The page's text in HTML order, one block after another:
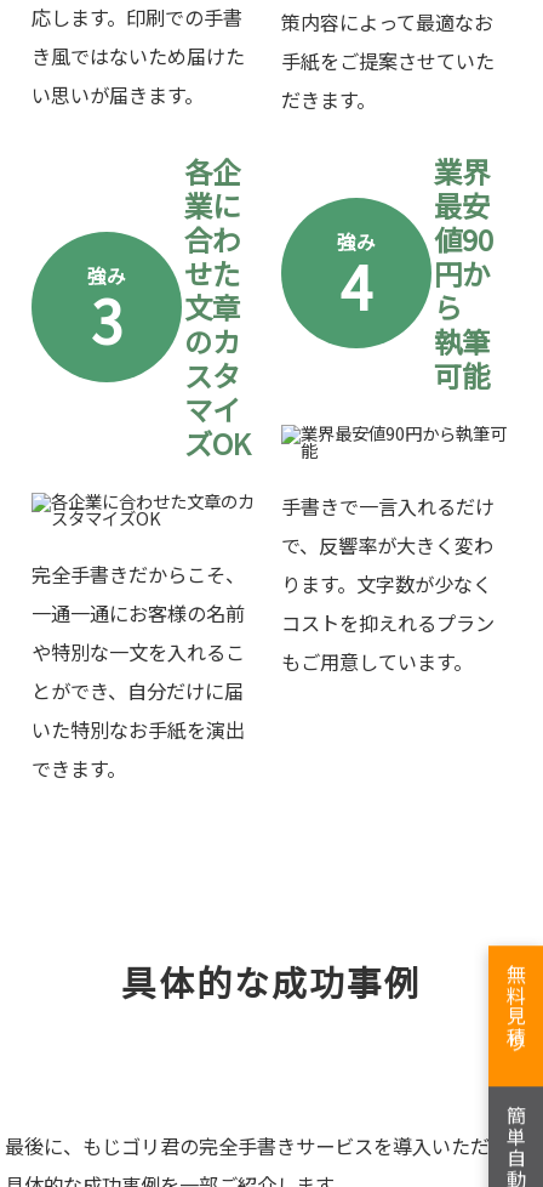
応します。印刷での手書
き風ではないため届けた
い思いが届きます。
策内容によって最適なお
手紙をご提案させていた
だきます。
強み
3
各企
業に
合わ
せた
文章
のカ
スタ
マイ
ズOK
完全手書きだからこそ、
一通一通にお客様の名前
や特別な一文を入れるこ
とができ、自分だけに届
いた特別なお手紙を演出
できます。
強み
4
業界
最安
値90
円か
ら
執筆
可能
手書きで一言入れるだけ
で、反響率が大きく変わ
ります。文字数が少なく
コストを抑えれるプラン
もご用意しています。
具体的な成功事例
最後に、もじゴリ君の完全手書きサービスを導入いただいた
無料見積り